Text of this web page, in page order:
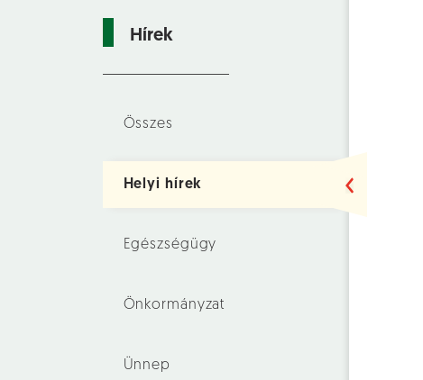
Hírek
Összes
Helyi hírek
Egészségügy
Önkormányzat
Ünnep